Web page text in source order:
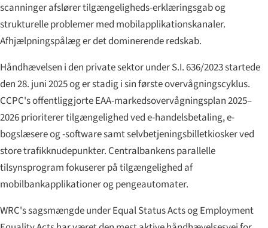
scanninger afslører tilgængeligheds-erklæringsgab og
strukturelle problemer med mobilapplikationskanaler.
Afhjælpningspålæg er det dominerende redskab.
Håndhævelsen i den private sektor under S.I. 636/2023 startede
den 28. juni 2025 og er stadig i sin første overvågningscyklus.
CCPC's offentliggjorte EAA-markedsovervågningsplan 2025–
2026 prioriterer tilgængelighed ved e-handelsbetaling, e-
bogslæsere og -software samt selvbetjeningsbilletkiosker ved
store trafikknudepunkter. Centralbankens parallelle
tilsynsprogram fokuserer på tilgængelighed af
mobilbankapplikationer og pengeautomater.
WRC's sagsmængde under Equal Status Acts og Employment